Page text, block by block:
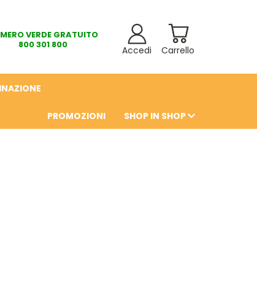
VERDE GRATUITO
800 301 800
Carrello
Accedi
PROMOZIONI SHOP IN SHOP